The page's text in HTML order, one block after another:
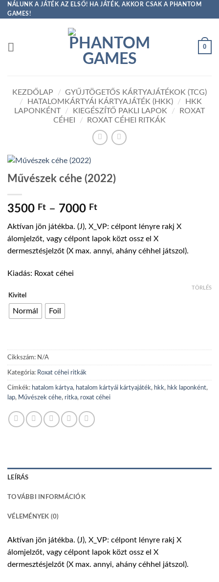
Skip
to
NÁLUNK A JÁTÉK AZ ELSŐ! HA JÁTÉK, AKKOR CSAK A PHANTOM
GAMES!
0
KEZDŐLAP / GYŰJTÖGETŐS KÁRTYAJÁTÉKOK (TCG)
/
HATALOMKÁRTYÁI KÁRTYAJÁTÉK (HKK) /
HKK
LAPONKÉNT / KIEGÉSZÍTŐ PAKLI LAPOK /
ROXAT
CÉHEI
/ ROXAT CÉHEI RITKÁK
Művészek céhe (2022)
3500 Ft – 7000 FtÁrtartomány:
-
7000 Ft
Aktívan jön játékba. (J), X_VP: célpont lényre rakj X
álomjelzőt, vagy célpont lapok közt ossz el X
dermesztésjelzőt (X max. annyi, ahány céhhel játszol).
Kiadás: Roxat céhei
Kivitel
Normál Foil
TÖRLÉS
Cikkszám: N/A
Kategória: Roxat céhei ritkák
Címkék: hatalom kártya, hatalom kártyái kártyajáték, hkk, hkk laponként,
lap, Művészek céhe, ritka, roxat céhei
LEÍRÁS
TOVÁBBI INFORMÁCIÓK
VÉLEMÉNYEK (0)
Aktívan jön játékba. (J), X_VP: célpont lényre rakj X
álomjelzőt, vagy célpont lapok közt ossz el X
dermesztésjelzőt (X max. annyi, ahány céhhel játszol).